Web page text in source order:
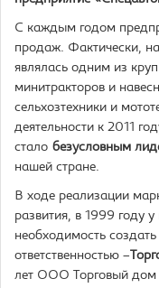
С каждым годом
продаж. Фактически,
являлась одним из
минитракторов и
сельхозтехники и
деятельности к 2011
стало безусловным
нашей стране.
В ходе реализации
развития, в 1999 году
необходимость
ответственностью –
лет ООО Торговый дом